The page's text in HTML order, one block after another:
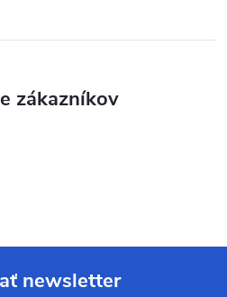
zákazníkov
newsletter